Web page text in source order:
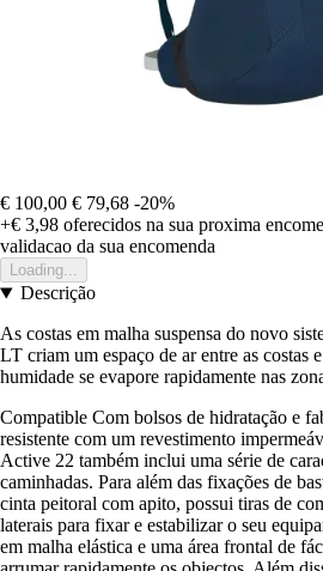
€ 100,00 € 79,68 -20%
+€ 3,98 oferecidos na sua proxima
validacao da sua encomenda
Loading...
Descrição
As costas em malha suspensa do novo
LT criam um espaço de ar entre as costas
humidade se evapore rapidamente nas
Compatible Com bolsos de hidratação e
resistente com um revestimento
Active 22 também inclui uma série de
caminhadas. Para além das fixações de
cinta peitoral com apito, possui tiras de
laterais para fixar e estabilizar o seu
em malha elástica e uma área frontal de